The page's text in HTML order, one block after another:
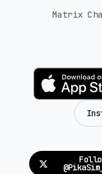
Matrix